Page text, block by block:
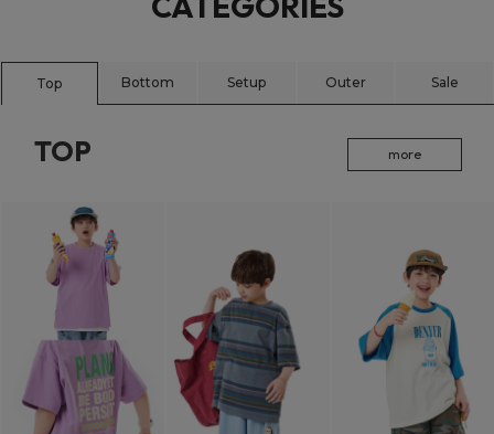
Top Bottom Setup Outer Sale
TOP more